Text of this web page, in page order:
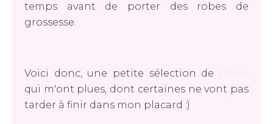
temps avant de porter des robes de
grossesse.
Voici donc, une petite sélection de
qui m'ont plues, dont certaines ne vont pas
tarder à finir dans mon placard :)